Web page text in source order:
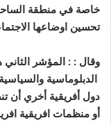
خاصة في منطقة
تحسين اوضاعها
وقال : : المؤشر
الدبلوماسية
دول أفريقية أخري أن
أو منظمات افريقية